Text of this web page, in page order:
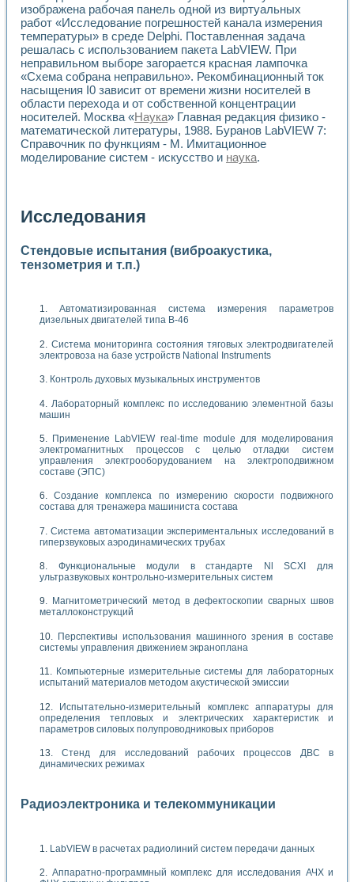
изображена рабочая панель одной из виртуальных
работ «Исследование погрешностей канала измерения
температуры» в среде Delphi. Поставленная задача
решалась с использованием пакета LabVIEW. При
неправильном выборе загорается красная лампочка
«Схема собрана неправильно». Рекомбинационный ток
насыщения I0 зависит от времени жизни носителей в
области перехода и от собственной концентрации
носителей. Москва «Наука» Главная редакция физико -
математической литературы, 1988. Буранов LabVIEW 7:
Справочник по функциям - М. Имитационное
моделирование систем - искусство и наука.
Исследования
Стендовые испытания (виброакустика,
тензометрия и т.п.)
Автоматизированная система измерения параметров
дизельных двигателей типа В-46
Система мониторинга состояния тяговых электродвигателей
электровоза на базе устройств National Instruments
Контроль духовых музыкальных инструментов
Лабораторный комплекс по исследованию элементной базы
машин
Применение LabVIEW real-time module для моделирования
электромагнитных процессов с целью отладки систем
управления электрооборудованием на электроподвижном
составе (ЭПС)
Создание комплекса по измерению скорости подвижного
состава для тренажера машиниста состава
Система автоматизации экспериментальных исследований в
гиперзвуковых аэродинамических трубах
Функциональные модули в стандарте Nl SCXI для
ультразвуковых контрольно-измерительных систем
Магнитометрический метод в дефектоскопии сварных швов
металлоконструкций
Перспективы использования машинного зрения в составе
системы управления движением экраноплана
Компьютерные измерительные системы для лабораторных
испытаний материалов методом акустической эмиссии
Испытательно-измерительный комплекс аппаратуры для
определения тепловых и электрических характеристик и
параметров силовых полупроводниковых приборов
Стенд для исследований рабочих процессов ДВС в
динамических режимах
Радиоэлектроника и телекоммуникации
LabVIEW в расчетах радиолиний систем передачи данных
Аппаратно-программный комплекс для исследования АЧХ и